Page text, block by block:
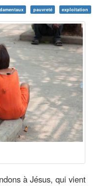
pauvreté exploitation
à Jésus, qui vient